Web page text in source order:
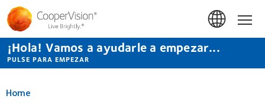
Pasar
contenido
principal
¡Hola! Vamos a ayudarle a empezar...
PULSE PARA EMPEZAR
Home